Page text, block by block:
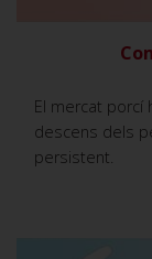
El mercat
descens dels
persistent.